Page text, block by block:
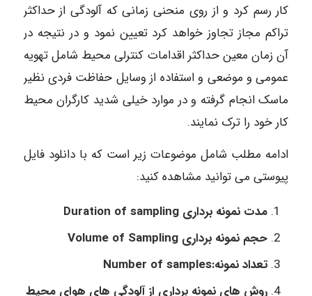
کار رسم کرد و از روی منحنی زمانی که آلودگی از حداکثر
تراکم مجاز تجاوز خواهد کرد تعیین نمود و در نتیجه در
آن زمان معین حداکثر اقدامات کنترلی محیط شامل تهویه
عمومی و موضعی و استفاده از وسایل حفاظت فردی نظیر
ماسک انجام گرفته و در موارد خیلی شدید کارگران محیط
کار خود را ترک نمایند.
ادامه مطلب شامل موضوعات زیر است که با دانلود فایل
پیوستی می توانید مشاهده کنید:
مدت نمونه برداری Duration of sampling
حجم نمونه برداری Volume of Sampling
تعداد نمونه:Number of samples
روش های نمونه برداری از آلودگی های هوای محیط